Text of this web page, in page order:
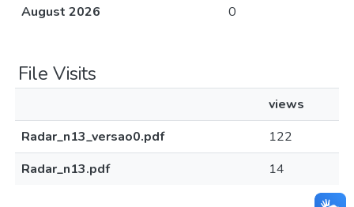
August 2026
0
File Visits
views
Radar_n13_versao0.pdf
122
Radar_n13.pdf
14